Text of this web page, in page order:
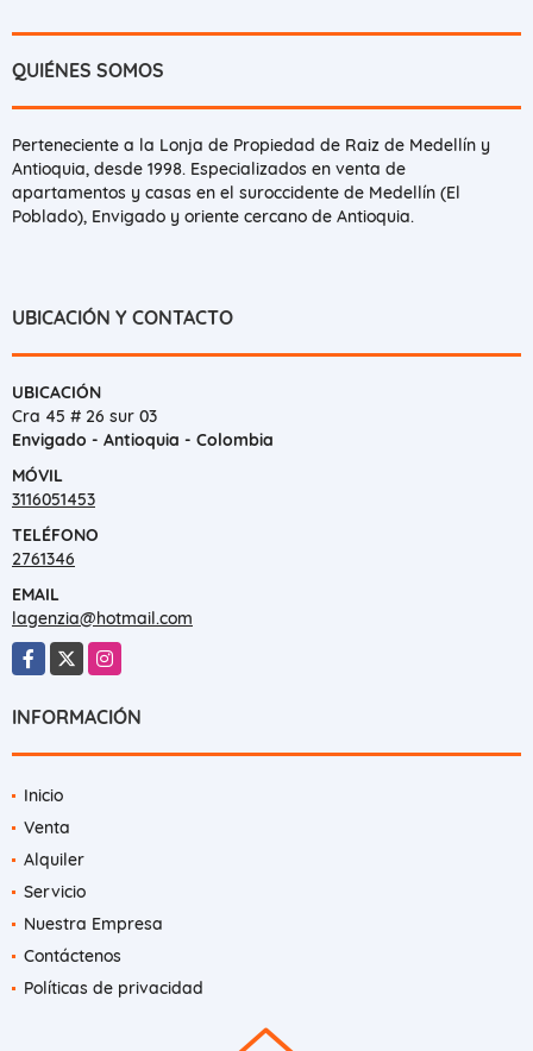
QUIÉNES SOMOS
Perteneciente a la Lonja de Propiedad de Raiz de Medellín y
Antioquia, desde 1998. Especializados en venta de
apartamentos y casas en el suroccidente de Medellín (El
Poblado), Envigado y oriente cercano de Antioquia.
UBICACIÓN Y CONTACTO
UBICACIÓN
Cra 45 # 26 sur 03
Envigado - Antioquia - Colombia
MÓVIL
3116051453
TELÉFONO
2761346
EMAIL
lagenzia@hotmail.com
Facebook
X Instagram
INFORMACIÓN
Inicio
Venta
Alquiler
Servicio
Nuestra Empresa
Contáctenos
Políticas de privacidad